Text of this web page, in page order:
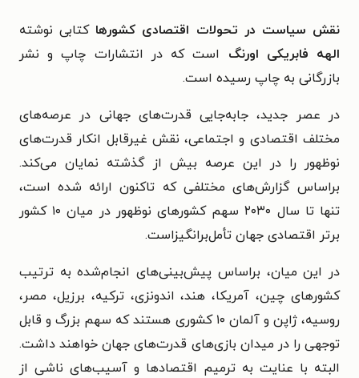
نقش سیاست در تحولات اقتصادی کشورها کتابی نوشته
الهه فابریکی اورنگ است که در انتشارات چاپ و نشر
بازرگانی به چاپ رسیده است.
در عصر جدید، جابه‌جایی قدرت‌های جهانی در عرصه‌های
مختلف اقتصادی و اجتماعی، نقش غیرقابل انکار قدرت‌های
نوظهور را در این عرصه بیش از گذشته نمایان می‌کند.
بر‌اساس گزارش‌های مختلفی که تاکنون ارائه شده است،
تنها تا سال ۲۰۳۰ سهم کشور‌های نوظهور در میان ۱۰ کشور
برتر اقتصادی جهان تأمل‌برانگیزاست.
در این میان، بر‌اساس پیش‌بینی‌های انجام‌شده به ترتیب
کشور‌های چین، آمریکا، هند، اندونزی، ترکیه، برزیل، مصر،
روسیه، ژاپن و آلمان ۱۰ کشوری هستند که سهم بزرگ و قابل
توجهی را در میدان بازی‌های قدرت‌های جهان خواهند داشت.
البته با عنایت به ترمیم اقتصاد‌ها و آسیب‌های ناشی از